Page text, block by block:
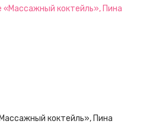
коктейль», Пина